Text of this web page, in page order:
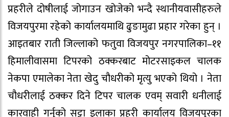
प्रहरीले दोषीलाई जोगाउन खोजेको भन्दै स्थानीयवासीहरुले
विजयपुरमा रहेको कार्यालयमाथि ढुङामुढा प्रहार गरेका हुन् ।
आइतबार राती जिल्लाको फतुवा विजयपुर नगरपालिका–११
हिमालीवासमा टिपरको ठक्करबाट मोटरसाइकल चालक
नेकपा एमालेका नेता खेदु चौधरीको मृत्यु भएको थियो । नेता
चौधरीलाई ठक्कर दिने टिपर चालक एवम् सवारी धनीलाई